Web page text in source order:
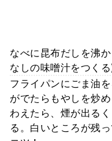
なべに昆布だしを沸
なしの味噌汁をつくる
フライパンにごま油
がでたらもやしを炒
わえたら、煙が出る
る。白いところが残